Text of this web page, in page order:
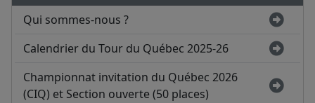
Qui sommes-nous ?
Calendrier du Tour du Québec 2025-26
Championnat invitation du Québec 2026
(CIQ) et Section ouverte (50 places)